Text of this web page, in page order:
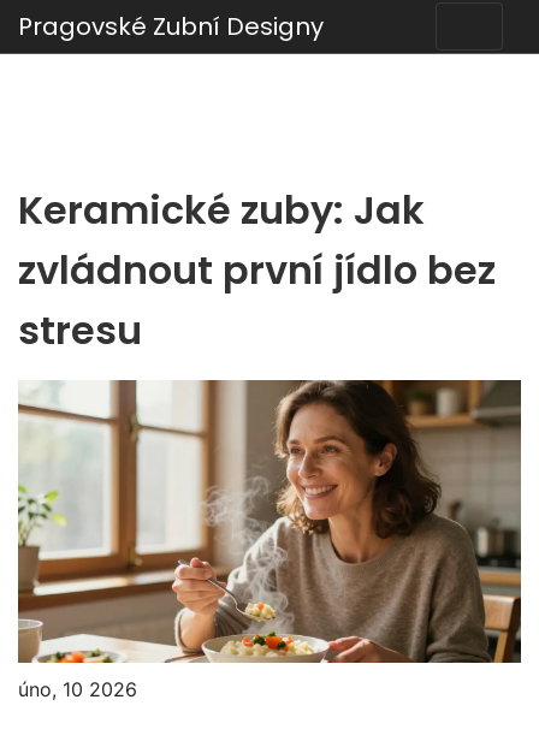
Pragovské Zubní Designy
Keramické zuby: Jak
zvládnout první jídlo bez
stresu
úno, 10 2026